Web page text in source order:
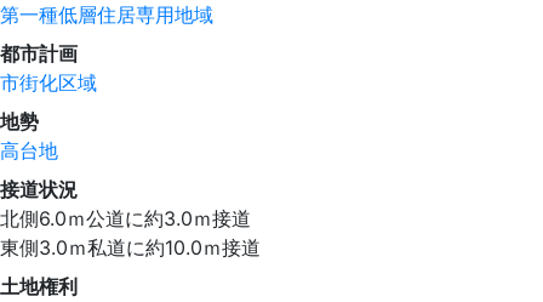
第一種低層住居専用地域
都市計画
市街化区域
地勢
高台地
接道状況
北側6.0ｍ公道に約3.0ｍ接道
東側3.0ｍ私道に約10.0ｍ接道
土地権利